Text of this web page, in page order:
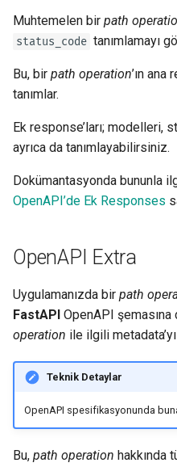
Muhtemelen bir path
status_code tanımlamayı
Bu, bir path operation’ın ana
tanımlar.
Ek response’ları; modelleri,
ayrıca da tanımlayabilirsiniz.
Dokümantasyonda bununla
OpenAPI’de Ek Responses
OpenAPI Extra
Uygulamanızda bir path
FastAPI OpenAPI
operation ile ilgili
Teknik Detaylar
OpenAPI spesifikasyonunda
Bu, path operation hakkında